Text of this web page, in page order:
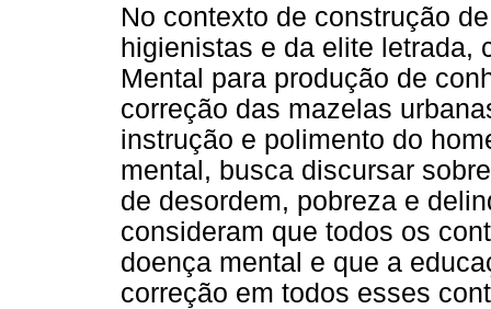
No contexto de construção
higienistas e da elite letrada,
Mental para produção de
correção das mazelas
instrução e polimento do
mental, busca discursar
de desordem, pobreza e
consideram que todos os
doença mental e que a
correção em todos esses